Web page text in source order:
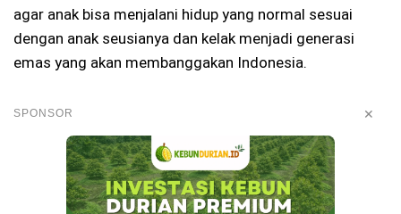
agar anak bisa menjalani hidup yang normal sesuai
dengan anak seusianya dan kelak menjadi generasi
emas yang akan membanggakan Indonesia.
SPONSOR ✕